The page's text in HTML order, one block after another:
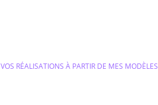
VOS RÉALISATIONS À PARTIR DE MES MODÈLES